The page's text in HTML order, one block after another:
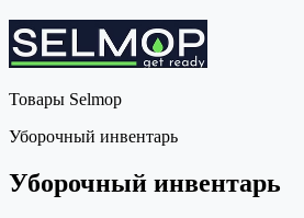
Товары Selmop
Уборочный инвентарь
Уборочный инвентарь